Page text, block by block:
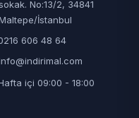
No:13/2, 34841
İstanbul
606 48 64
içi 09:00 - 18:00